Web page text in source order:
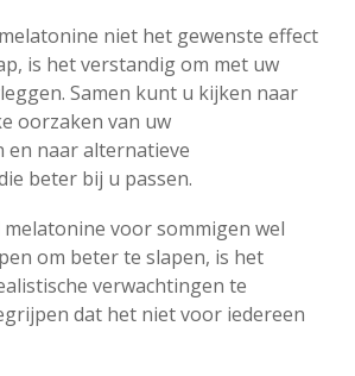
niet het gewenste effect
is het verstandig om met uw
Samen kunt u kijken naar
oorzaken van uw
en naar alternatieve
beter bij u passen.
voor sommigen wel
om beter te slapen, is het
verwachtingen te
dat het niet voor iedereen